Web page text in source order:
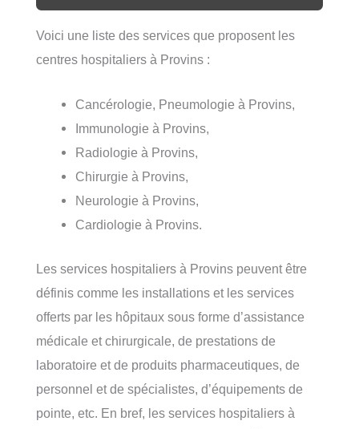
Voici une liste des services que proposent les
centres hospitaliers à Provins :
Cancérologie, Pneumologie à Provins,
Immunologie à Provins,
Radiologie à Provins,
Chirurgie à Provins,
Neurologie à Provins,
Cardiologie à Provins.
Les services hospitaliers à Provins peuvent être
définis comme les installations et les services
offerts par les hôpitaux sous forme d’assistance
médicale et chirurgicale, de prestations de
laboratoire et de produits pharmaceutiques, de
personnel et de spécialistes, d’équipements de
pointe, etc. En bref, les services hospitaliers à